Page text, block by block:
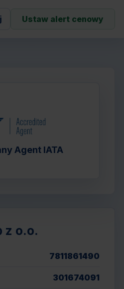
Ustaw alert cenowy
Agent IATA
z o.o.
7811861490
301674091